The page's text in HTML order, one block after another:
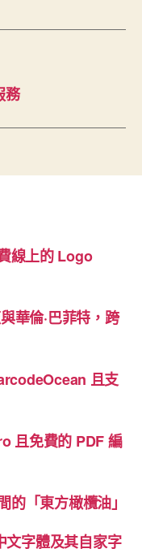
務
線上的 Logo
華倫·巴菲特，跨
且支
且免費的 PDF 編
的「東方橄欖油」
字體及其自家字